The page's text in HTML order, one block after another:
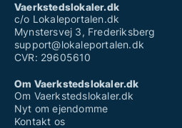
Vaerkstedslokaler.dk
c/o Lokaleportalen.dk
Mynstersvej 3, Frederiksberg
support@lokaleportalen.dk
CVR: 29605610
Om Vaerkstedslokaler.dk
Om Vaerkstedslokaler.dk
Nyt om ejendomme
Kontakt os